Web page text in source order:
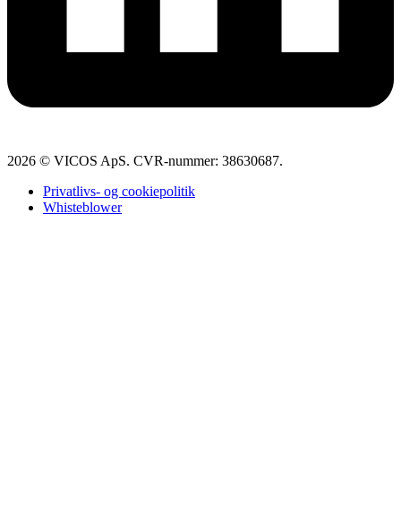
2026 © VICOS ApS. CVR-nummer: 38630687.
Privatlivs- og cookiepolitik
Whisteblower